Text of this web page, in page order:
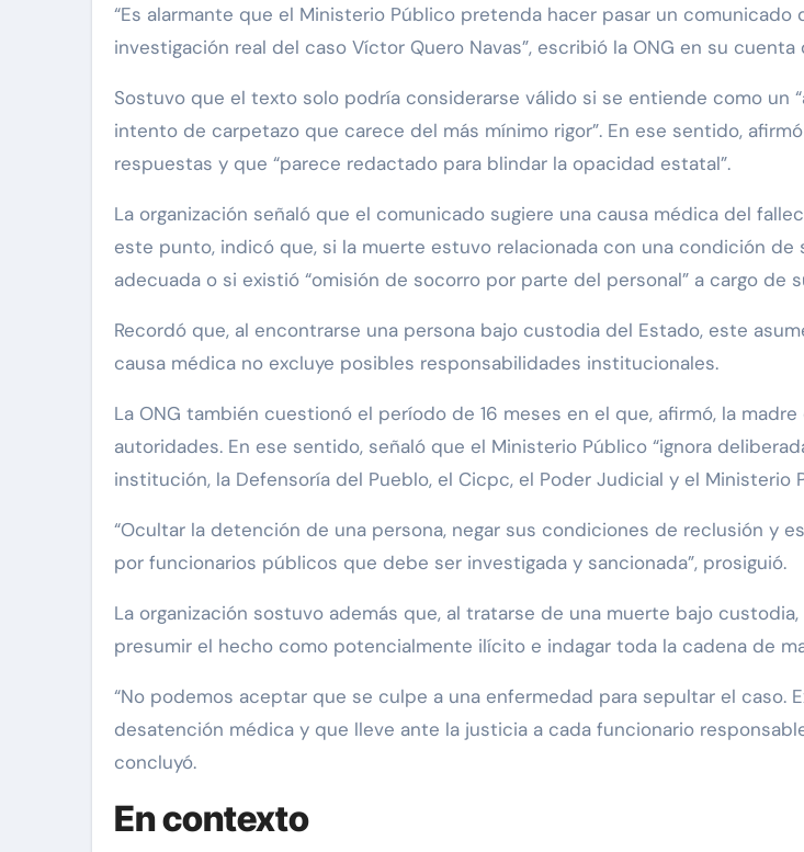
“Es alarmante que el Ministerio Público pretenda hacer pasar un
investigación real del caso Víctor Quero Navas”, escribió la ONG en su cuenta
Sostuvo que el texto solo podría considerarse válido si se entiende como un
intento de carpetazo que carece del más mínimo rigor”. En ese sentido,
respuestas y que “parece redactado para blindar la opacidad estatal”.
La organización señaló que el comunicado sugiere una causa médica del
este punto, indicó que, si la muerte estuvo relacionada con una condición
adecuada o si existió “omisión de socorro por parte del personal” a cargo de
Recordó que, al encontrarse una persona bajo custodia del Estado, este
causa médica no excluye posibles responsabilidades institucionales.
La ONG también cuestionó el período de 16 meses en el que, afirmó, la
autoridades. En ese sentido, señaló que el Ministerio Público “ignora
institución, la Defensoría del Pueblo, el Cicpc, el Poder Judicial y el Ministerio
“Ocultar la detención de una persona, negar sus condiciones de reclusión y
por funcionarios públicos que debe ser investigada y sancionada”, prosiguió.
La organización sostuvo además que, al tratarse de una muerte bajo
presumir el hecho como potencialmente ilícito e indagar toda la cadena de
“No podemos aceptar que se culpe a una enfermedad para sepultar el caso.
desatención médica y que lleve ante la justicia a cada funcionario
concluyó.
En contexto